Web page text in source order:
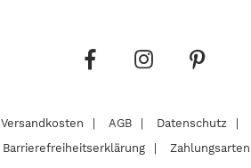
Versandkosten AGB Datenschutz
Barrierefreiheitserklärung Zahlungsarten